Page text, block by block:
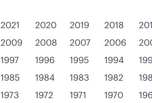
2021 2020 2019 2018
2009 2008 2007 2006
1997 1996 1995 1994
1985 1984 1983 1982
1973 1972 1971 1970